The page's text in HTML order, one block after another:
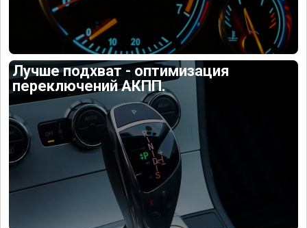
Лучше подхват - оптимизация
переключений АКПП.